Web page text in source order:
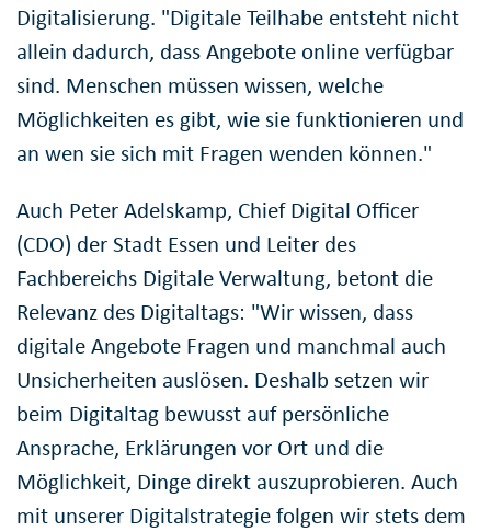
Digitalisierung. "Digitale Teilhabe entsteht nicht
allein dadurch, dass Angebote online verfügbar
sind. Menschen müssen wissen, welche
Möglichkeiten es gibt, wie sie funktionieren und
an wen sie sich mit Fragen wenden können."
Auch Peter Adelskamp, Chief Digital Officer
(CDO) der Stadt Essen und Leiter des
Fachbereichs Digitale Verwaltung, betont die
Relevanz des Digitaltags: "Wir wissen, dass
digitale Angebote Fragen und manchmal auch
Unsicherheiten auslösen. Deshalb setzen wir
beim Digitaltag bewusst auf persönliche
Ansprache, Erklärungen vor Ort und die
Möglichkeit, Dinge direkt auszuprobieren. Auch
mit unserer Digitalstrategie folgen wir stets dem